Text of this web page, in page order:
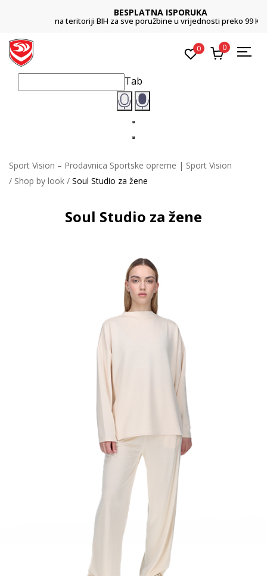
BESPLATNA ISPORUKA
na teritoriji BIH za sve poružbine u vrijednosti preko 99 KM
0 0
Tab
Sport Vision – Prodavnica Sportske opreme | Sport Vision
Shop by look
Soul Studio za žene
Soul Studio za žene